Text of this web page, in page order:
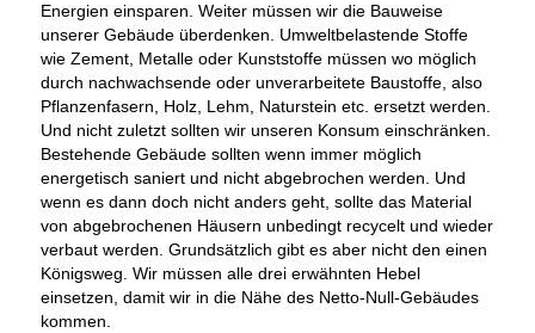
Energien einsparen. Weiter müssen wir die Bauweise
unserer Gebäude überdenken. Umweltbelastende Stoffe
wie Zement, Metalle oder Kunststoffe müssen wo möglich
durch nachwachsende oder unverarbeitete Baustoffe, also
Pflanzenfasern, Holz, Lehm, Naturstein etc. ersetzt werden.
Und nicht zuletzt sollten wir unseren Konsum einschränken.
Bestehende Gebäude sollten wenn immer möglich
energetisch saniert und nicht abgebrochen werden. Und
wenn es dann doch nicht anders geht, sollte das Material
von abgebrochenen Häusern unbedingt recycelt und wieder
verbaut werden. Grundsätzlich gibt es aber nicht den einen
Königsweg. Wir müssen alle drei erwähnten Hebel
einsetzen, damit wir in die Nähe des Netto-Null-Gebäudes
kommen.